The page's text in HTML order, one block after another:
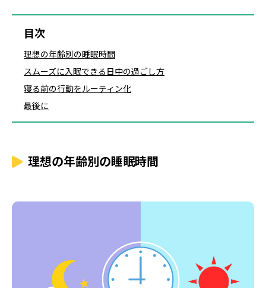
目次
理想の年齢別の睡眠時間
スムーズに入眠できる日中の過ごし方
寝る前の行動をルーティン化
最後に
理想の年齢別の睡眠時間